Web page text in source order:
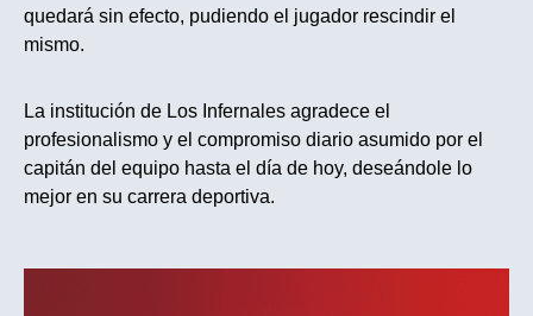
quedará sin efecto, pudiendo el jugador rescindir el
mismo.
La institución de Los Infernales agradece el
profesionalismo y el compromiso diario asumido por el
capitán del equipo hasta el día de hoy, deseándole lo
mejor en su carrera deportiva.